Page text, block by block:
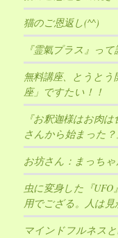
猫のご恩返し(^^)
『霊氣プラス』っ
無料講座、とうと
座」ですたい！！
『お釈迦様はお肉
さんから始まった？
お坊さん：まっちゃ
虫に変身した『
用でござる。人は
マインドフルネス